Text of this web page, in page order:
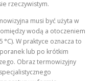
rzeczywistym.
musi być użyta w
wodą a otoczeniem
W praktyce oznacza to
lub po krótkim
Obraz termowizyjny